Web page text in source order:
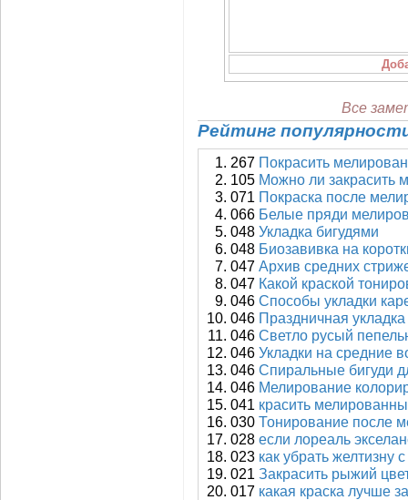
Все
Рейтинг
267 Покрасить
105 Можно ли закрасить
071 Покраска после
066 Белые пряди
048 Укладка бигудями
048 Биозавивка на
047 Архив средних
047 Какой краской
046 Способы укладки
046 Праздничная укладка
046 Светло русый
046 Укладки на средние
046 Спиральные бигуди
046 Мелирование
041 красить
030 Тонирование после
028 если лореаль
023 как убрать желтизну
021 Закрасить рыжий
017 какая краска лучше